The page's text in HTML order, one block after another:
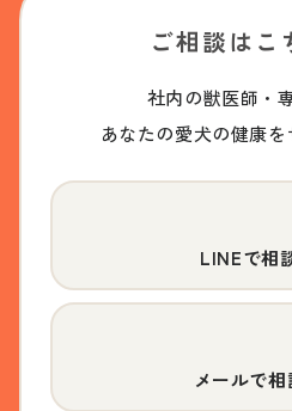
ご相談はこ
社内の獣医師・
あなたの愛犬の健康を
LINEで相
メールで相